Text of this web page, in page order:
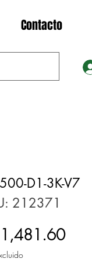
Contacto
D1-3K-V7
212371
Precio